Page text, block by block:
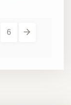
6